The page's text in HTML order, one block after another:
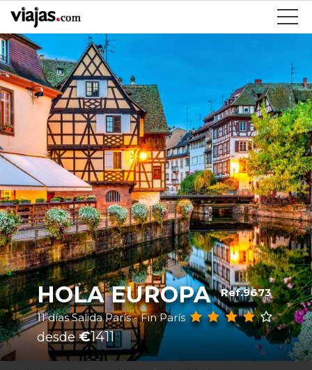
HOLA EUROPA Ref.9673
11 días Salida París - Fin París
desde€1411